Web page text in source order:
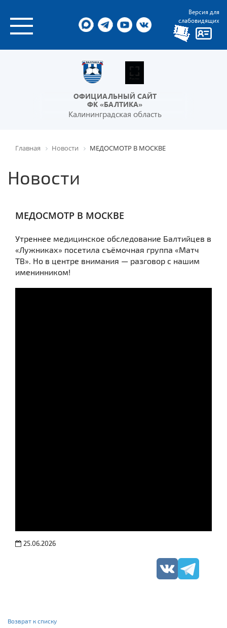
Версия для
слабовидящих
ОФИЦИАЛЬНЫЙ САЙТ
ФК «БАЛТИКА»
Калининградская область
Главная Новости МЕДОСМОТР В МОСКВЕ
Новости
МЕДОСМОТР В МОСКВЕ
Утреннее медицинское обследование Балтийцев в
«Лужниках» посетила съёмочная группа «Матч
ТВ». Но в центре внимания — разговор с нашим
именинником!
25.06.2026
Возврат к списку